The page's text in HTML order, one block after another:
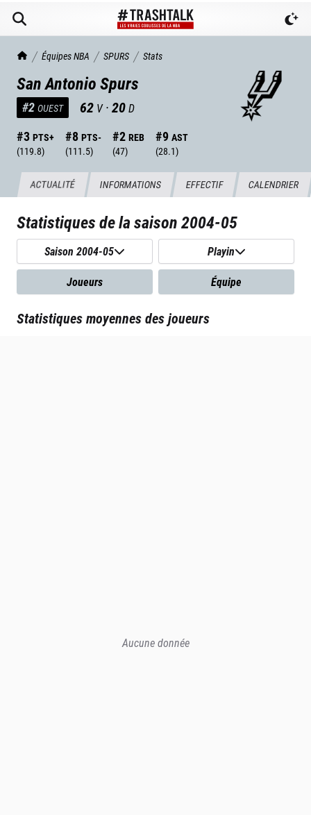
TrashTalk Actu NBA
Équipes NBA SPURS Stats
San Antonio Spurs
#2 OUEST 62 V ·20D
#3 PTS+
(119.8)
#8 PTS-
(111.5)
#2 REB
(47)
#9 AST
(28.1)
ACTUALITÉ INFORMATIONS EFFECTIF CALENDRIER
Statistiques de la saison2004-05
Saison 2004-05 Playin
Joueurs Équipe
Statistiques moyennes des joueurs
Aucune donnée